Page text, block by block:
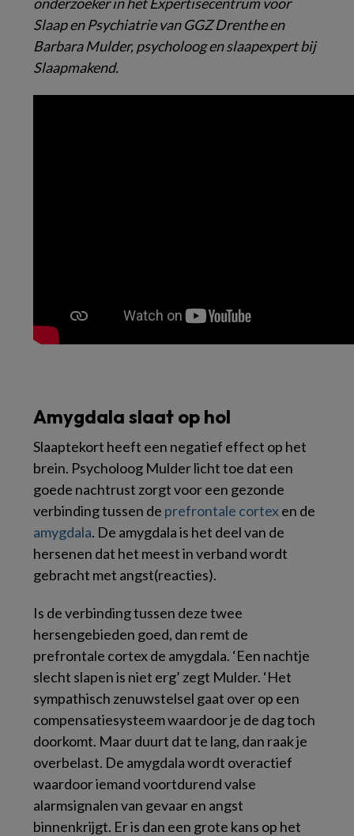
Slaap en Psychiatrie van GGZ Drenthe en
Barbara Mulder, psycholoog en slaapexpert bij
Slaapmakend.
Amygdala slaat op hol
Slaaptekort heeft een negatief effect op het
brein. Psycholoog Mulder licht toe dat een
goede nachtrust zorgt voor een gezonde
verbinding tussen de prefrontale cortexen de
amygdala. De amygdala is het deel van de
hersenen dat het meest in verband wordt
gebracht met angst(reacties).
Is de verbinding tussen deze twee
hersengebieden goed, dan remt de
prefrontale cortex de amygdala. ‘Een nachtje
slecht slapen is niet erg’ zegt Mulder. ‘Het
sympathisch zenuwstelsel gaat over op een
compensatiesysteem waardoor je de dag toch
doorkomt. Maar duurt dat te lang, dan raak je
overbelast. De amygdala wordt overactief
waardoor iemand voortdurend valse
alarmsignalen van gevaar en angst
binnenkrijgt. Er is dan een grote kans op het